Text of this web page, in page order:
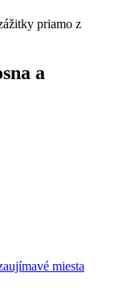
priamo z
a